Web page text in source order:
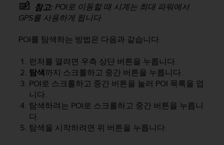
참고: POI로 이동할 때 시계는 최대 파워에서
GPS를 사용하게 됩니다.
POI를 탐색하는 방법은 다음과 같습니다.
런처를 열려면 우측 상단 버튼을 누릅니다.
탐색까지 스크롤하고 중간 버튼을 누릅니다.
POI로 스크롤하고 중간 버튼을 눌러 POI 목록을 엽
니다.
탐색하려는 POI로 스크롤하고 중간 버튼을 누릅니
다.
탐색을 시작하려면 위 버튼을 누릅니다.